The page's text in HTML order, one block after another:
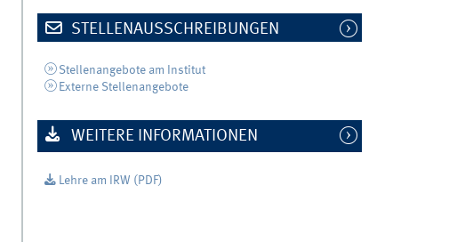
STELLENAUSSCHREIBUNGEN
Stellenangebote am Institut
Externe Stellenangebote
WEITERE INFORMATIONEN
Lehre am IRW (PDF)